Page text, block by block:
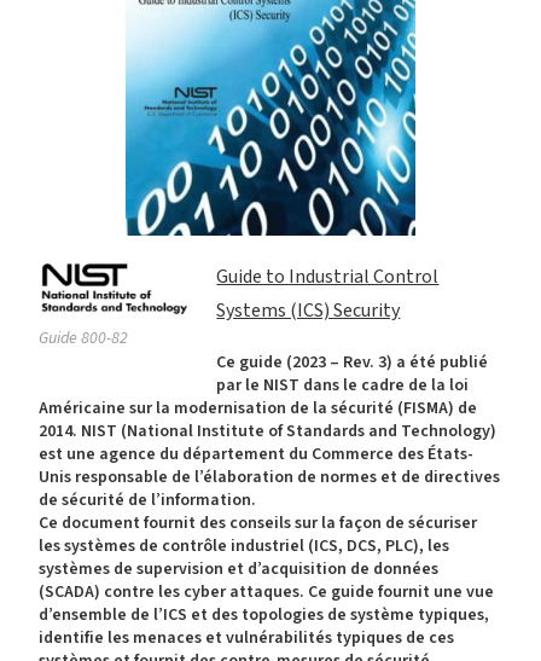
Guide 800-82
Guide to Industrial Control
Systems (ICS) Security
Ce guide (2023 – Rev. 3) a été publié
par le NIST dans le cadre de la loi
Américaine sur la modernisation de la sécurité (FISMA) de
2014. NIST (National Institute of Standards and Technology)
est une agence du département du Commerce des États-
Unis responsable de l’élaboration de normes et de directives
de sécurité de l’information.
Ce document fournit des conseils sur la façon de sécuriser
les systèmes de contrôle industriel (ICS, DCS, PLC), les
systèmes de supervision et d’acquisition de données
(SCADA) contre les cyber attaques. Ce guide fournit une vue
d’ensemble de l’ICS et des topologies de système typiques,
identifie les menaces et vulnérabilités typiques de ces